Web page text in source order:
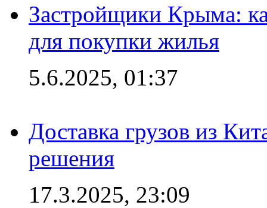
Застройщики Крыма:
для покупки жилья
5.6.2025, 01:37
Доставка грузов из
решения
17.3.2025, 23:09